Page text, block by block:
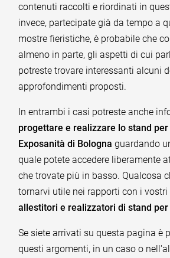
contenuti raccolti e riordinati in
invece, partecipate già da tempo a
mostre fieristiche, è probabile che
almeno in parte, gli aspetti di cui
potreste trovare interessanti alcuni
approfondimenti proposti.
In entrambi i casi potreste anche
progettare e realizzare lo stand
Exposanità di Bologna guardando
quale potete accedere liberamente
che trovate più in basso. Qualcosa
tornarvi utile nei rapporti con i vostri
allestitori e realizzatori di stand
Se siete arrivati su questa pagina è
questi argomenti, in un caso o